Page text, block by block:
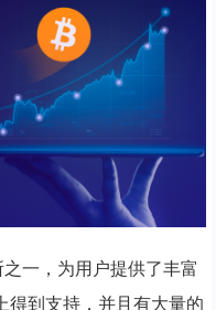
一，为用户提供了丰富
得到支持，并且有大量的